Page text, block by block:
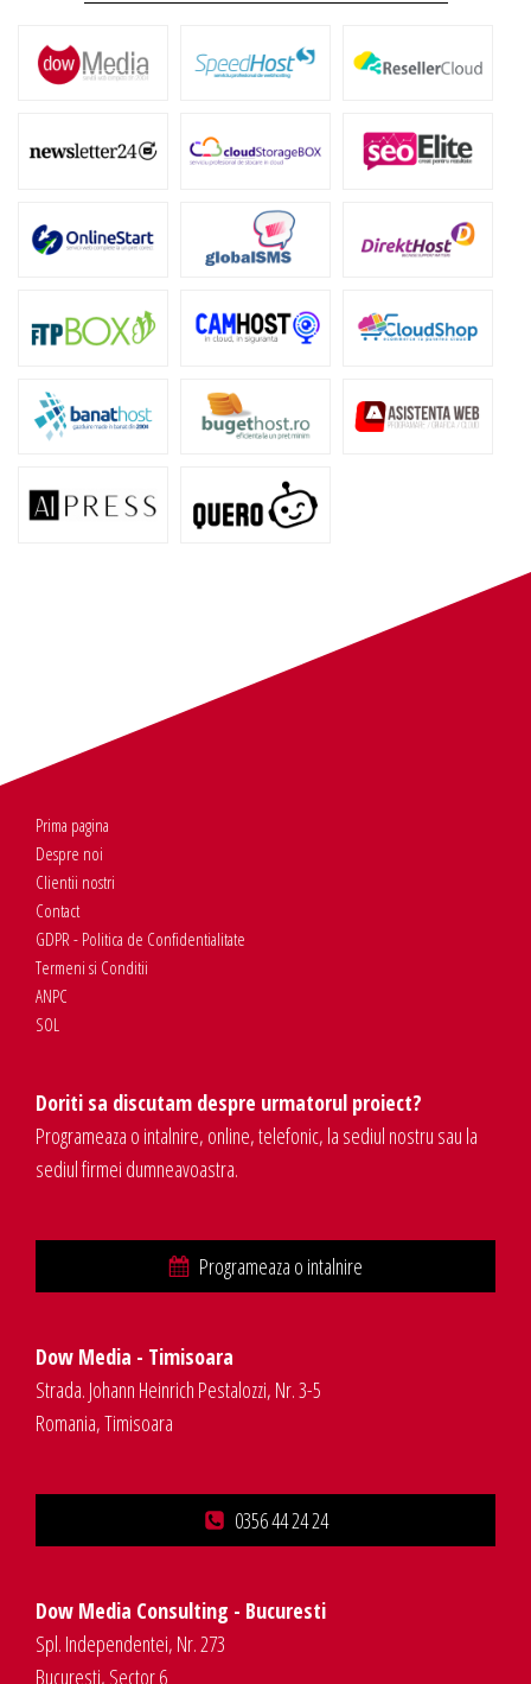
Prima pagina
Despre noi
Clientii nostri
Contact
GDPR - Politica de Confidentialitate
Termeni si Conditii
ANPC
SOL
Doriti sa discutam despre urmatorul proiect?
Programeaza o intalnire, online, telefonic, la sediul nostru sau la
sediul firmei dumneavoastra.
Programeaza o intalnire
Dow Media - Timisoara
Strada. Johann Heinrich Pestalozzi, Nr. 3-5
Romania, Timisoara
0356 44 24 24
Dow Media Consulting - Bucuresti
Spl. Independentei, Nr. 273
Bucuresti, Sector 6